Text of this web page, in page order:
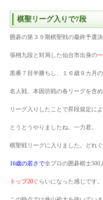
棋聖リーグ入りで7段
囲碁の第３９期棋聖戦の最終予選決
張栩九段と対局した仙台市出身の
黒番７目半勝ちし、１６歳９カ月
名人戦、本因坊戦の各リーグを含め
リーグ入りしたことで昇段規定に
とうとうやりましたね。一力君。
棋聖戦リーグに入りました。どれ
16歳の若さで全プロの囲碁棋士500
トップ20 ぐらいになった感じです。